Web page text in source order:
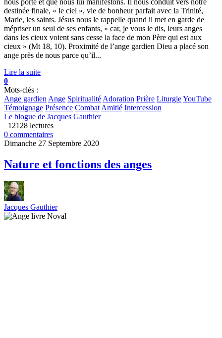
destinée finale, « le ciel », vie de bonheur parfait avec la Trinité,
Marie, les saints. Jésus nous le rappelle quand il met en garde de
mépriser un seul de ses enfants, « car, je vous le dis, leurs anges
dans les cieux voient sans cesse la face de mon Père qui est aux
cieux » (Mt 18, 10). Proximité de l’ange gardien Dieu a placé son
ange près de nous parce qu’il...
Lire la suite
0
Mots-clés :
Ange gardien Ange Spiritualité Adoration Prière LiturgieYouTube
Témoignage Présence Combat Amitié Intercession
Le blogue de Jacques Gauthier
12128 lectures
0 commentaires
Dimanche 27 Septembre 2020
Nature et fonctions des anges
Jacques Gauthier